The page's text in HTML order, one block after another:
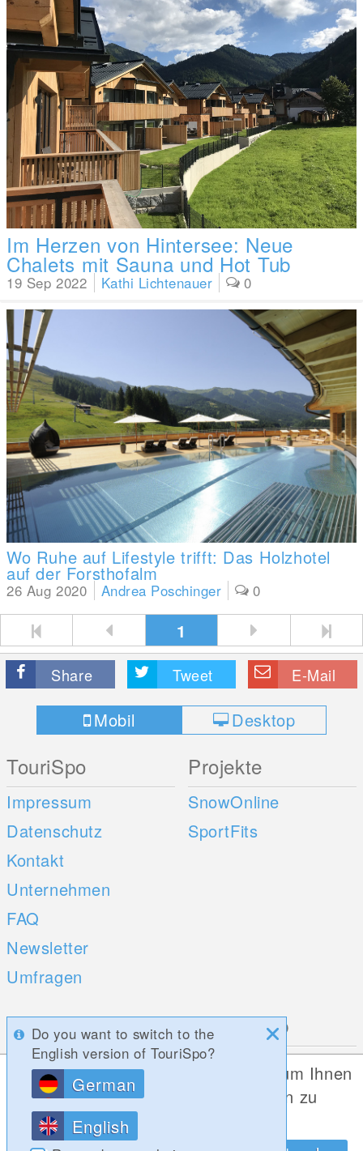
19 Sep 2022 Kathi Lichtenauer 0
Im Herzen von Hintersee: Neue
Chalets mit Sauna und Hot Tub
26 Aug 2020 Andrea Poschinger 0
Wo Ruhe auf Lifestyle trifft: Das Holzhotel
auf der Forsthofalm
1
Share Tweet E-Mail
Mobil Desktop
TouriSpo
Impressum
Datenschutz
Kontakt
Unternehmen
FAQ
Newsletter
Umfragen
Projekte
SnowOnline
SportFits
Mobile Apps
iOS
Android
Social Web
Do you want to switch to the
English version of TouriSpo?
German
English
Diese Website verwendet Cookies, um Ihnen
die bestmögliche Funktionalität bieten zu
können.